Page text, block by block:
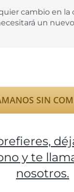
cambio en la
un
SIN
y te
nosotros.